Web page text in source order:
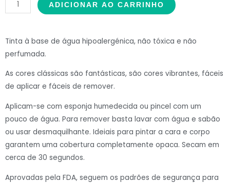
ADICIONAR AO CARRINHO
Tinta à base de água hipoalergénica, não tóxica e não
perfumada.
As cores clássicas são fantásticas, são cores vibrantes, fáceis
de aplicar e fáceis de remover.
Aplicam-se com esponja humedecida ou pincel com um
pouco de água. Para remover basta lavar com água e sabão
ou usar desmaquilhante. Ideiais para pintar a cara e corpo
garantem uma cobertura completamente opaca. Secam em
cerca de 30 segundos.
Aprovadas pela FDA, seguem os padrões de segurança para